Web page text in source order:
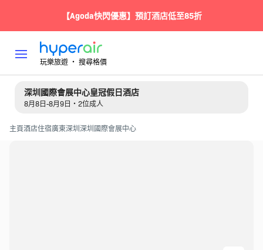
【Agoda快閃優惠】預訂酒店低至85折
玩樂旅遊 ‧ 搜尋格價
深圳國際會展中心皇冠假日酒店
8月8日-8月9日・2位成人
主頁酒店住宿廣東深圳深圳國際會展中心